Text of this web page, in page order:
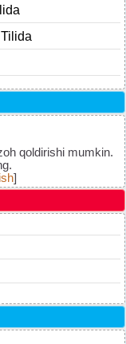
qoldirishi mumkin.
]